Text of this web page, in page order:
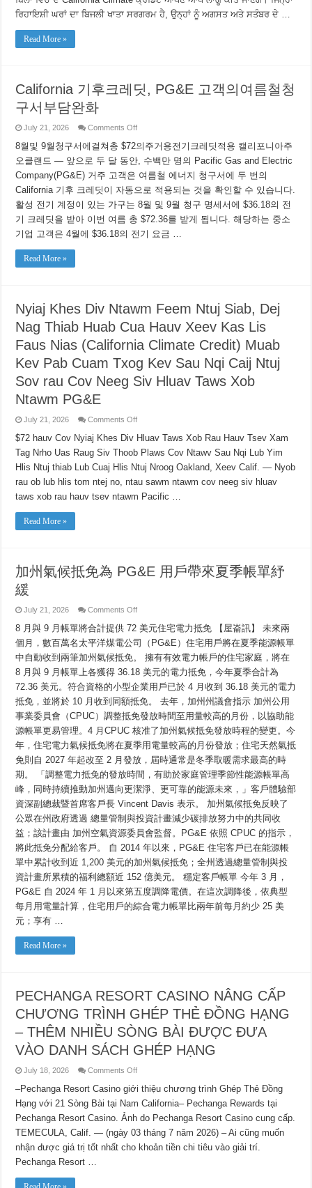
ਦੇ
ਬਿੱਲ
ਰਿਹਾਇਸ਼ੀ ਘਰਾਂ ਦਾ ਬਿਜਲੀ ਖਾਤਾ ਸਰਗਰਮ ਹੈ, ਉਨ੍ਹਾਂ ਨੂੰ ਅਗਸਤ ਅਤੇ ਸਤੰਬਰ ਦੇ …
Read More »
California 기후크레딧, PG&E 고객의여름철청
구서부담완화
July 21, 2026 Comments Offon
기
크
레
딧,
PG&E
고
객
의
여
담
화
8월및 9월청구서에걸쳐총 $72의주거용전기크레딧적용 캘리포니아주
오클랜드 — 앞으로 두 달 동안, 수백만 명의 Pacific Gas and Electric
Company(PG&E) 거주 고객은 여름철 에너지 청구서에 두 번의
California 기후 크레딧이 자동으로 적용되는 것을 확인할 수 있습니다.
활성 전기 계정이 있는 가구는 8월 및 9월 청구 명세서에 $36.18의 전
기 크레딧을 받아 이번 여름 총 $72.36를 받게 됩니다. 해당하는 중소
기업 고객은 4월에 $36.18의 전기 요금 …
Read More »
Nyiaj Khes Div Ntawm Feem Ntuj Siab, Dej
Nag Thiab Huab Cua Hauv Xeev Kas Lis
Faus Nias (California Climate Credit) Muab
Kev Pab Cuam Txog Kev Sau Nqi Caij Ntuj
Sov rau Cov Neeg Siv Hluav Taws Xob
Ntawm PG&E
July 21, 2026 Comments Offon
Khes
Div
Ntawm
Ntuj
Dej
Nag
Thiab
Nias
(California
Kev
Cuam
Kev
Sau
Nqi
Caij
Ntuj
Sov
Cov
Neeg
Siv
Hluav
Taws
Xob
PG&E
$72 hauv Cov Nyiaj Khes Div Hluav Taws Xob Rau Hauv Tsev Xam
Tag Nrho Uas Raug Siv Thoob Plaws Cov Ntawv Sau Nqi Lub Yim
Hlis Ntuj thiab Lub Cuaj Hlis Ntuj Nroog Oakland, Xeev Calif. — Nyob
rau ob lub hlis tom ntej no, ntau sawm ntawm cov neeg siv hluav
taws xob rau hauv tsev ntawm Pacific …
Read More »
加州氣候抵免為 PG&E 用戶帶來夏季帳單紓
緩
July 21, 2026 Comments Offon
州
氣
候
免
為
PG&E
用
帶
來
夏
季
帳
單
紓
緩
8 月與 9 月帳單將合計提供 72 美元住宅電力抵免 【屋崙訊】 未來兩
個月，數百萬名太平洋煤電公司（PG&E）住宅用戶將在夏季能源帳單
中自動收到兩筆加州氣候抵免。 擁有有效電力帳戶的住宅家庭，將在
8 月與 9 月帳單上各獲得 36.18 美元的電力抵免，今年夏季合計為
72.36 美元。符合資格的小型企業用戶已於 4 月收到 36.18 美元的電力
抵免，並將於 10 月收到同額抵免。 去年，加州州議會指示 加州公用
事業委員會（CPUC）調整抵免發放時間至用量較高的月份，以協助能
源帳單更易管理。4 月CPUC 核准了加州氣候抵免發放時程的變更。今
年，住宅電力氣候抵免將在夏季用電量較高的月份發放；住宅天然氣抵
免則自 2027 年起改至 2 月發放，屆時通常是冬季取暖需求最高的時
期。 「調整電力抵免的發放時間，有助於家庭管理季節性能源帳單高
峰，同時持續推動加州邁向更潔淨、更可靠的能源未來，」客戶體驗部
資深副總裁暨首席客戶長 Vincent Davis 表示。 加州氣候抵免反映了
公眾在州政府透過 總量管制與投資計畫減少碳排放努力中的共同收
益；該計畫由 加州空氣資源委員會監督。PG&E 依照 CPUC 的指示，
將此抵免分配給客戶。 自 2014 年以來，PG&E 住宅客戶已在能源帳
單中累計收到近 1,200 美元的加州氣候抵免；全州透過總量管制與投
資計畫所累積的福利總額近 152 億美元。 穩定客戶帳單 今年 3 月，
PG&E 自 2024 年 1 月以來第五度調降電價。在這次調降後，依典型
每月用電量計算，住宅用戶的綜合電力帳單比兩年前每月約少 25 美
元；享有 …
Read More »
PECHANGA RESORT CASINO NÂNG CẤP
CHƯƠNG TRÌNH GHÉP THẺ ĐỒNG HẠNG
– THÊM NHIỀU SÒNG BÀI ĐƯỢC ĐƯA
VÀO DANH SÁCH GHÉP HẠNG
July 18, 2026 Comments Offon
RESORT
CASINO
NÂNG
CHƯƠNG
TRÌNH
GHÉP
THẺ
ĐỒNG
–Pechanga Resort Casino giới thiệu chương trình Ghép Thẻ Đồng
Hạng với 21 Sòng Bài tại Nam California– Pechanga Rewards tại
Pechanga Resort Casino. Ảnh do Pechanga Resort Casino cung cấp.
TEMECULA, Calif. — (ngày 03 tháng 7 năm 2026) – Ai cũng muốn
nhận được giá trị tốt nhất cho khoản tiền chi tiêu vào giải trí.
Pechanga Resort …